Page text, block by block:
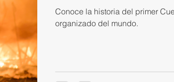
Conoce la historia del primer
organizado del mundo.